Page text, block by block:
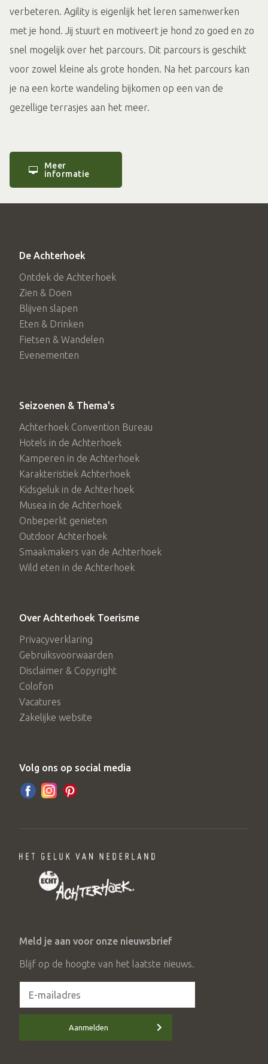
verbeteren. Agility is eigenlijk het leren samenwerken
met je hond. Jij stuurt en motiveert je hond zo goed en zo
snel mogelijk over het parcours. Dit parcours is geschikt
voor zowel kleine als grote honden. Na het parcours kan
je na een korte wandeling bijkomen op een van de
gezellige terrasjes aan het meer.
Meer
informatie
De Achterhoek
Ontdek de Achterhoek
Zien & Doen
Blijven slapen
Eten & Drinken
Fietsen & Wandelen
Evenementen
Seizoenen & Thema's
Achterhoek Convention Bureau
Hotels in de Achterhoek
Kamperen in de Achterhoek
Karakteristiek Achterhoek
Kidsgeluk in de Achterhoek
Musea in de Achterhoek
Onbeperkt genieten
Outdoor Achterhoek
Smaakmakers van de Achterhoek
Wild eten in de Achterhoek
Over Achterhoek Toerisme
Privacyverklaring
Gebruiksvoorwaarden
Disclaimer & Copyright
Colofon
Vacatures
Zakelijke website
Volg ons op social media
Meld je aan voor onze nieuwsbrief
Blijf op de hoogte van het laatste nieuws.
Aanmelden